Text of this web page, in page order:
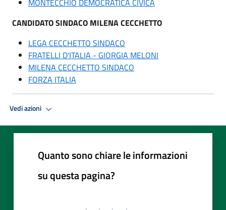
CANDIDATO SINDACO MILENA CECCHETTO
LEGA CECCHETTO SINDACO
FRATELLI D'ITALIA - GIORGIA MELONI
MILENA CECCHETTO SINDACO
FORZA ITALIA
Vedi azioni
Quanto sono chiare le informazioni
su questa pagina?